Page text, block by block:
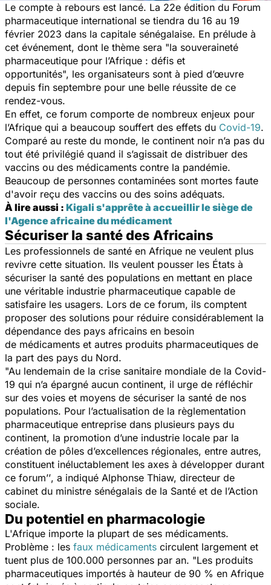
Le compte à rebours est lancé. La 22e édition du Forum
pharmaceutique international se tiendra du 16 au 19
février 2023 dans la capitale sénégalaise. En prélude à
cet événement, dont le thème sera "la souveraineté
pharmaceutique pour l’Afrique : défis et
opportunités", les organisateurs sont à pied d’œuvre
depuis fin septembre pour une belle réussite de ce
rendez-vous.
En effet, ce forum comporte de nombreux enjeux pour
l’Afrique qui a beaucoup souffert des effets du Covid-19.
Comparé au reste du monde, le continent noir n’a pas du
tout été privilégié quand il s’agissait de distribuer des
vaccins ou des médicaments contre la pandémie.
Beaucoup de personnes contaminées sont mortes faute
d'avoir reçu des vaccins ou des soins adéquats.
À lire aussi : Kigali s'apprête à accueillir le siège de
l'Agence africaine du médicament
Sécuriser la santé des Africains
Les professionnels de santé en Afrique ne veulent plus
revivre cette situation. Ils veulent pousser les États à
sécuriser la santé des populations en mettant en place
une véritable industrie pharmaceutique capable de
satisfaire les usagers. Lors de ce forum, ils comptent
proposer des solutions pour réduire considérablement la
dépendance des pays africains en besoin
de médicaments et autres produits pharmaceutiques de
la part des pays du Nord.
"Au lendemain de la crise sanitaire mondiale de la Covid-
19 qui n’a épargné aucun continent, il urge de réfléchir
sur des voies et moyens de sécuriser la santé de nos
populations. Pour l’actualisation de la règlementation
pharmaceutique entreprise dans plusieurs pays du
continent, la promotion d’une industrie locale par la
création de pôles d’excellences régionales, entre autres,
constituent inéluctablement les axes à développer durant
ce forum’’, a indiqué Alphonse Thiaw, directeur de
cabinet du ministre sénégalais de la Santé et de l’Action
sociale.
Du potentiel en pharmacologie
L'Afrique importe la plupart de ses médicaments.
Problème : les faux médicaments circulent largement et
tuent plus de 100.000 personnes par an. "Les produits
pharmaceutiques importés à hauteur de 90 % en Afrique